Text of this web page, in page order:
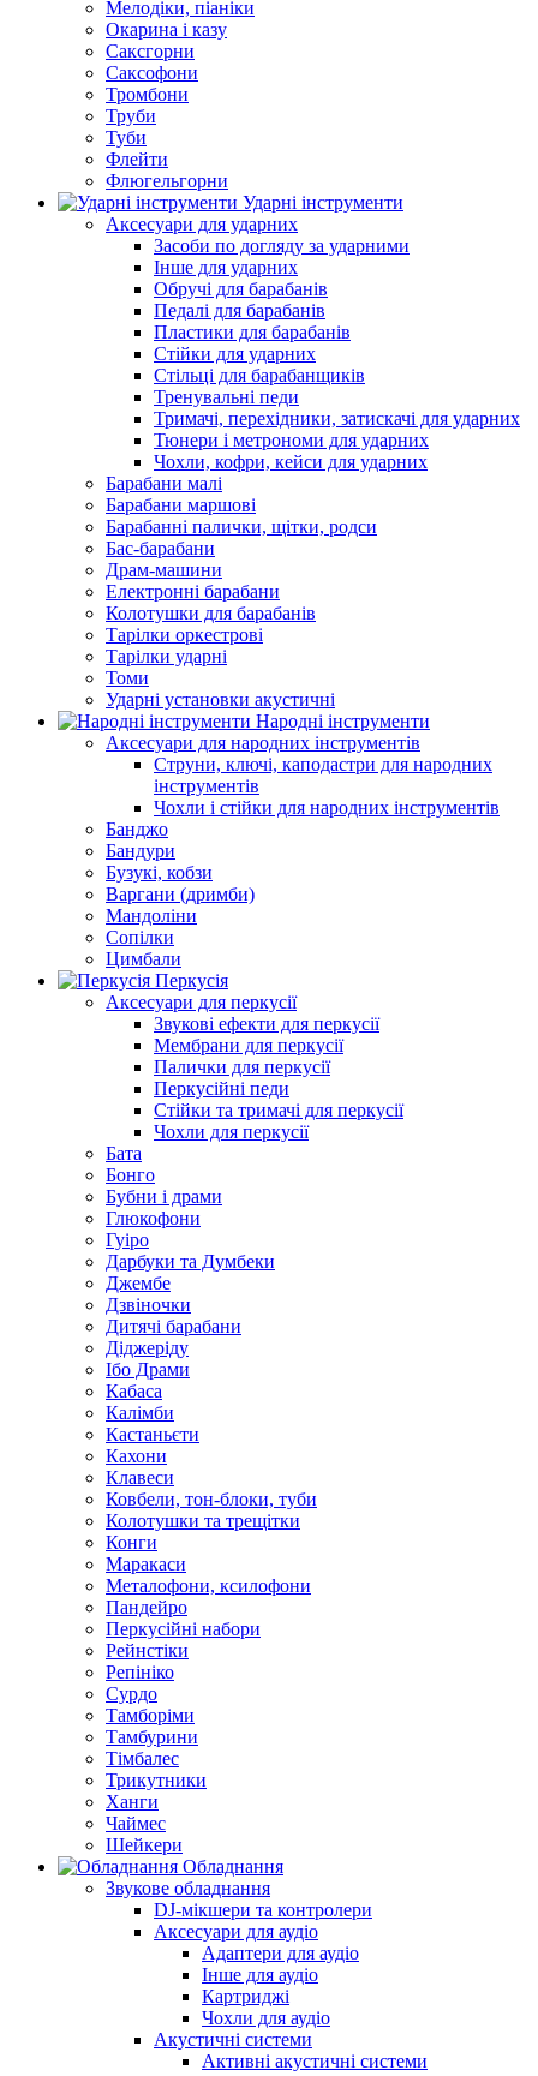
Мелодіки, піаніки
Окарина і казу
Саксгорни
Саксофони
Тромбони
Труби
Туби
Флейти
Флюгельгорни
Ударні інструменти
Аксесуари для ударних
Засоби по догляду за ударними
Інше для ударних
Обручі для барабанів
Педалі для барабанів
Пластики для барабанів
Стійки для ударних
Стільці для барабанщиків
Тренувальні педи
Тримачі, перехідники, затискачі для ударних
Тюнери і метрономи для ударних
Чохли, кофри, кейси для ударних
Барабани малі
Барабани маршові
Барабанні палички, щітки, родси
Бас-барабани
Драм-машини
Електронні барабани
Колотушки для барабанів
Тарілки оркестрові
Тарілки ударні
Томи
Ударні установки акустичні
Народні інструменти
Аксесуари для народних інструментів
Струни, ключі, каподастри для народних
інструментів
Чохли і стійки для народних інструментів
Банджо
Бандури
Бузукі, кобзи
Варгани (дримби)
Мандоліни
Сопілки
Цимбали
Перкусія
Аксесуари для перкусії
Звукові ефекти для перкусії
Мембрани для перкусії
Палички для перкусії
Перкусійні педи
Стійки та тримачі для перкусії
Чохли для перкусії
Бата
Бонго
Бубни і драми
Глюкофони
Гуіро
Дарбуки та Думбеки
Джембе
Дзвіночки
Дитячі барабани
Діджеріду
Ібо Драми
Кабаса
Калімби
Кастаньєти
Кахони
Клавеси
Ковбели, тон-блоки, туби
Колотушки та трещітки
Конги
Маракаси
Металофони, ксилофони
Пандейро
Перкусійні набори
Рейнстіки
Репініко
Сурдо
Тамборіми
Тамбурини
Тімбалес
Трикутники
Ханги
Чаймес
Шейкери
Обладнання
Звукове обладнання
DJ-мікшери та контролери
Аксесуари для аудіо
Адаптери для аудіо
Інше для аудіо
Картриджі
Чохли для аудіо
Акустичні системи
Активні акустичні системи